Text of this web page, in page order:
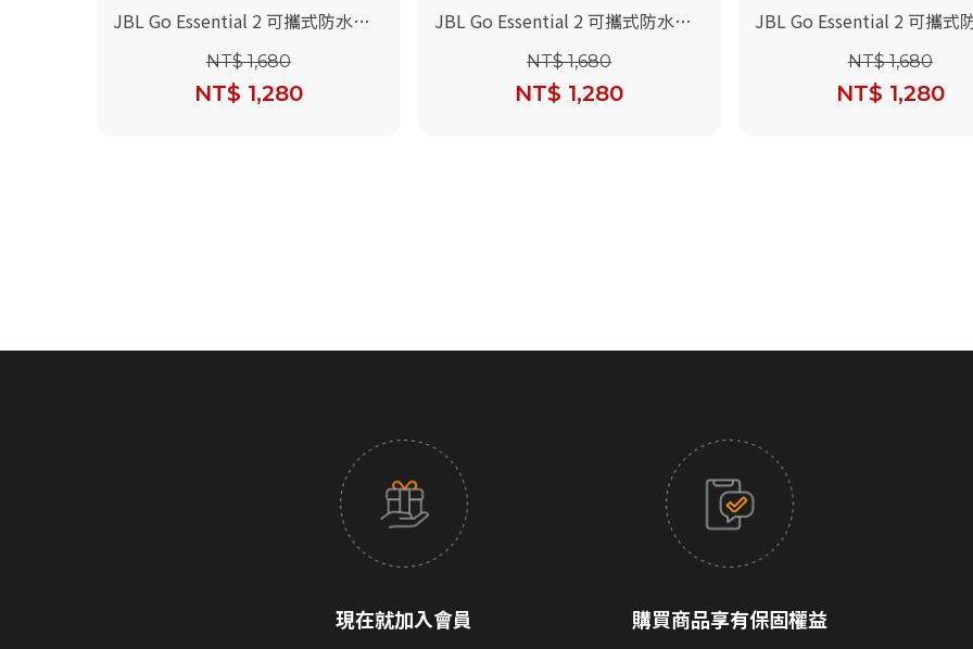
JBL Go Essential 2 可攜式防水喇
NT$ 1,680
NT$ 1,280
JBL Go Essential 2 可攜式防水喇
NT$ 1,680
NT$ 1,280
JBL Go Essential 2 可攜式
NT$ 1,680
NT$ 1,280
現在就加入會員 購買商品享有保固權益